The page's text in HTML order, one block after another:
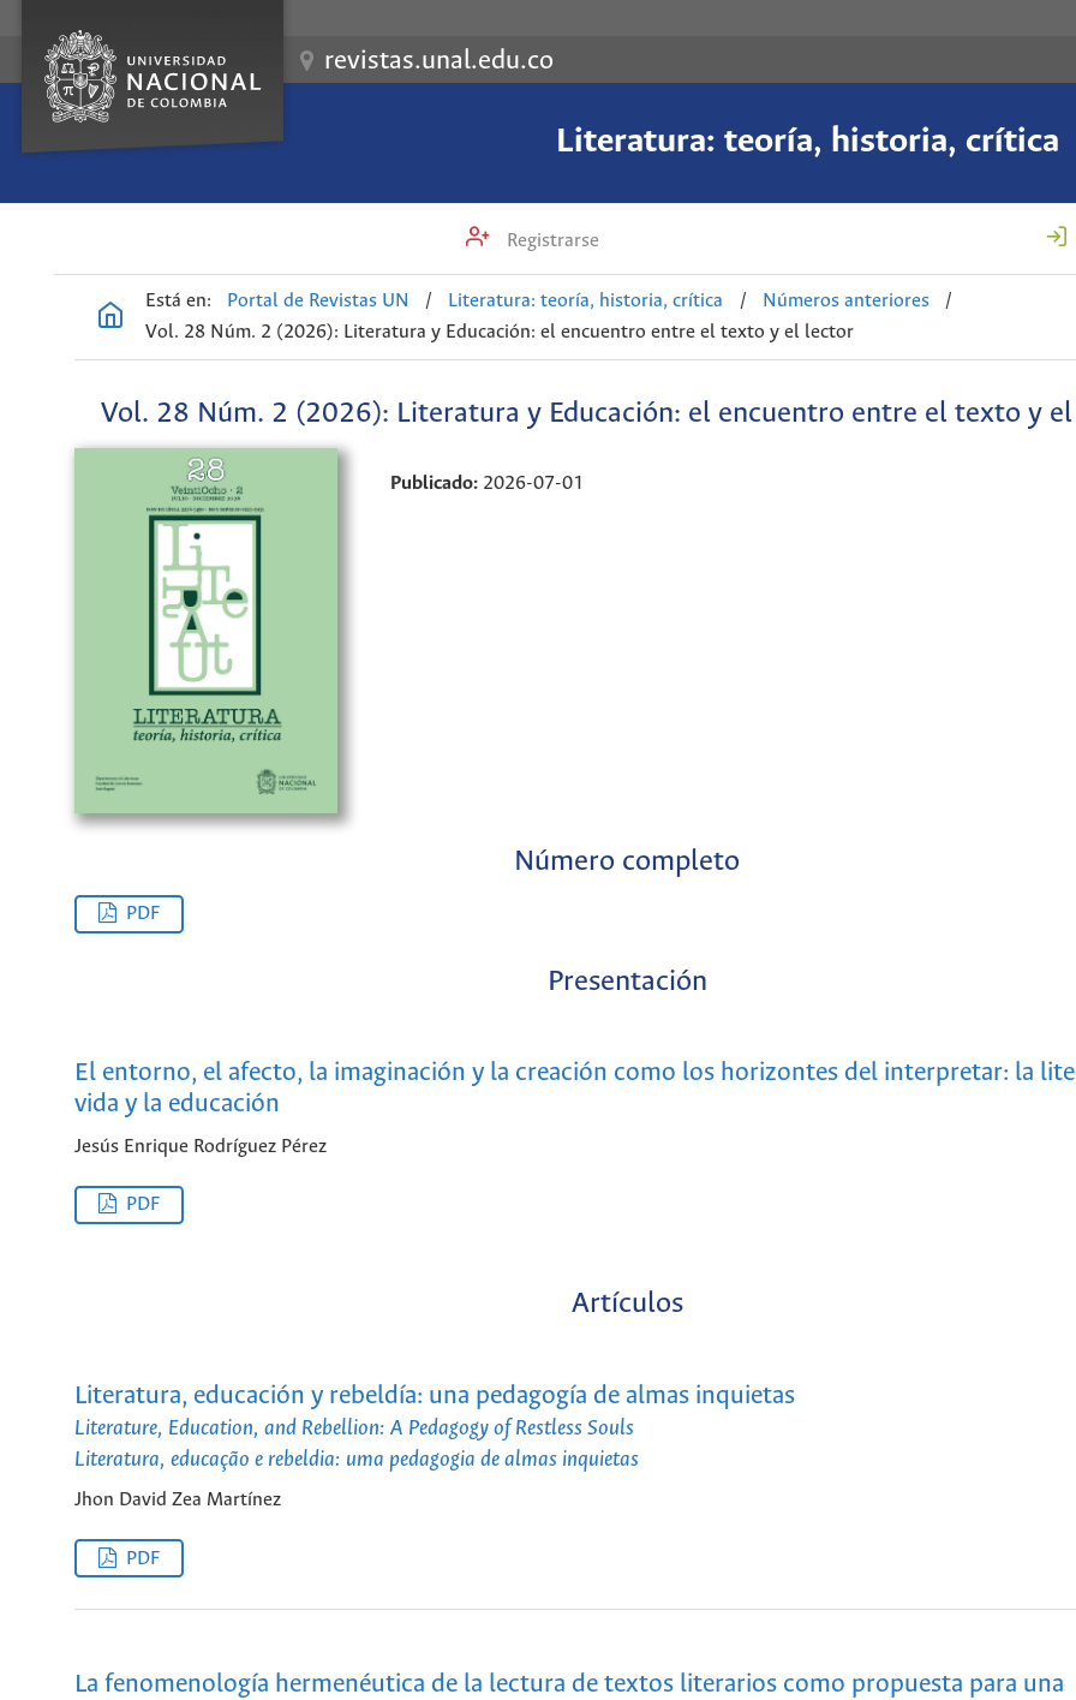
revistas.unal.edu.co
Literatura: teoría, historia, crítica
Registrarse
Está en: Portal de Revistas UN / Literatura: teoría, historia, crítica / Números anteriores
/
Vol. 28 Núm. 2 (2026): Literatura y Educación: el encuentro entre el texto y el lector
Vol. 28 Núm. 2 (2026): Literatura y Educación: el encuentro entre el texto y
Publicado: 2026-07-01
Número completo
PDF
Presentación
El entorno, el afecto, la imaginación y la creación como los horizontes del interpretar: la
vida y la educación
Jesús Enrique Rodríguez Pérez
PDF
Artículos
Literatura, educación y rebeldía: una pedagogía de almas inquietas
Literature, Education, and Rebellion: A Pedagogy of Restless Souls
Literatura, educação e rebeldia: uma pedagogia de almas inquietas
Jhon David Zea Martínez
PDF
La fenomenología hermenéutica de la lectura de textos literarios como propuesta para una